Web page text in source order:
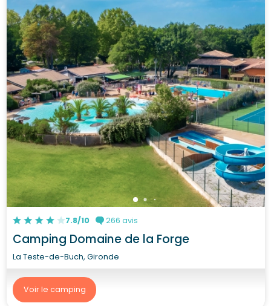
7.8/10 266 avis
Camping Domaine de la Forge
La Teste-de-Buch, Gironde
Voir le camping